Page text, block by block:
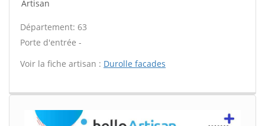
Artisan
Département: 63
Porte d'entrée -
Voir la fiche artisan : Durolle facades